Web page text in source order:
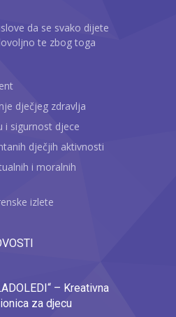
da se svako dijete
te zbog toga
dječjeg zdravlja
i sigurnost djece
dječjih aktivnosti
i moralnih
izlete
– Kreativna
za djecu